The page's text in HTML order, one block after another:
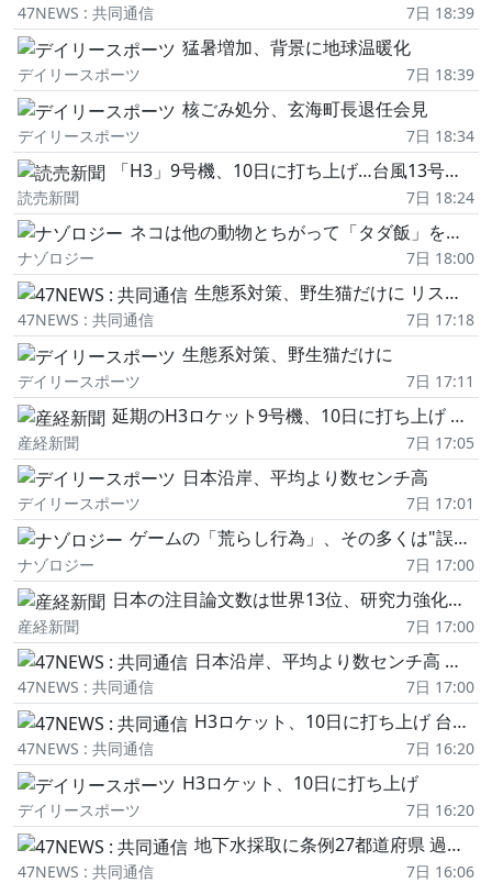
47NEWS : 共同通信 7日 18:39
猛暑増加、背景に地球温暖化
デイリースポーツ 7日 18:39
核ごみ処分、玄海町長退任会見
デイリースポーツ 7日 18:34
「H3」9号機、10日に打ち上げ…台風13号で7日から延期
読売新聞 7日 18:24
ネコは他の動物とちがって「タダ飯」を好む
ナゾロジー 7日 18:00
生態系対策、野生猫だけに リスト改定案、異例の撤回
47NEWS : 共同通信 7日 17:18
生態系対策、野生猫だけに
デイリースポーツ 7日 17:11
延期のH3ロケット9号機、10日に打ち上げ 準天頂衛星「みちびき7号機」を搭載
産経新聞 7日 17:05
日本沿岸、平均より数センチ高
デイリースポーツ 7日 17:01
ゲームの「荒らし行為」、その多くは"誤解"と"自警行為"の連鎖である可能性
ナゾロジー 7日 17:00
日本の注目論文数は世界13位、研究力強化が急務 科学技術に関心高いと偽・誤情報に耐性
産経新聞 7日 17:00
日本沿岸、平均より数センチ高 温暖化による海面上昇
47NEWS : 共同通信 7日 17:00
H3ロケット、10日に打ち上げ 台風で延期、「みちびき」搭載
47NEWS : 共同通信 7日 16:20
H3ロケット、10日に打ち上げ
デイリースポーツ 7日 16:20
地下水採取に条例27都道府県 過度なくみ上げ、枯渇を懸念
47NEWS : 共同通信 7日 16:06